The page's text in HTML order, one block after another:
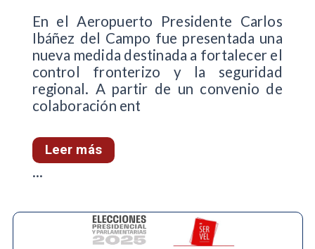
En el Aeropuerto Presidente Carlos
Ibáñez del Campo fue presentada una
nueva medida destinada a fortalecer el
control fronterizo y la seguridad
regional. A partir de un convenio de
colaboración ent
Leer más
...